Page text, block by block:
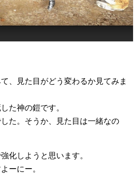
、見た目がどう変わるか見てみま
た神の鎧です。
た。そうか、見た目は一緒なの
化しようと思います。
ーにー。